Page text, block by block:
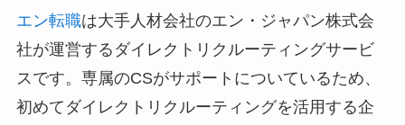
エン転職は大手人材会社のエン・ジャパン株式会
社が運営するダイレクトリクルーティングサービ
スです。専属のCSがサポートについているため、
初めてダイレクトリクルーティングを活用する企